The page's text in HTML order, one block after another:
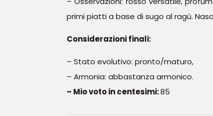
primi piatti a base di sugo al ragù.
Considerazioni finali:
– Stato evolutivo: pronto/maturo,
– Armonia: abbastanza armonico.
– Mio voto in centesimi:85